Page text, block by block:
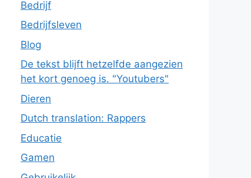
Bedrijf
Bedrijfsleven
Blog
De tekst blijft hetzelfde aangezien
het kort genoeg is. "Youtubers"
Dieren
Dutch translation: Rappers
Educatie
Gamen